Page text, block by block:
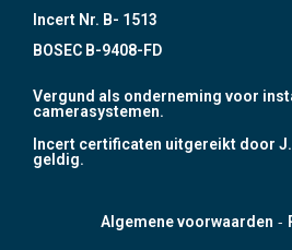
Incert Nr. B- 1513
BOSEC B-9408-FD
Vergund als onderneming voor
camerasystemen.
Incert certificaten uitgereikt door
geldig.
Algemene voorwaarden -